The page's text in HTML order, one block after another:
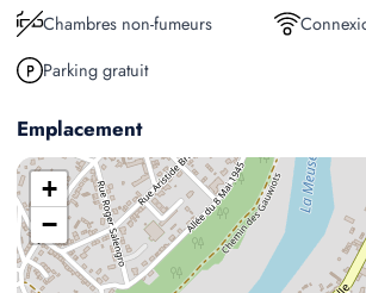
Chambres non-fumeurs
Parking gratuit
Emplacement
+
−